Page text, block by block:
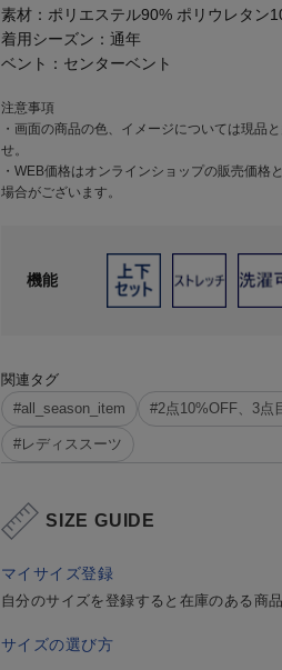
素材： ポリエステル90% ポリウレタン
着用シーズン： 通年
ベント： センターベント
注意事項
・画面の商品の色、イメージについては現品
せ。
・WEB価格はオンラインショップの販売価
場合がございます。
機能
関連タグ
#all_season_item
#2点10%OFF、3点
#レディススーツ
SIZE GUIDE
マイサイズ登録
自分のサイズを登録すると在庫のある商
サイズの選び方